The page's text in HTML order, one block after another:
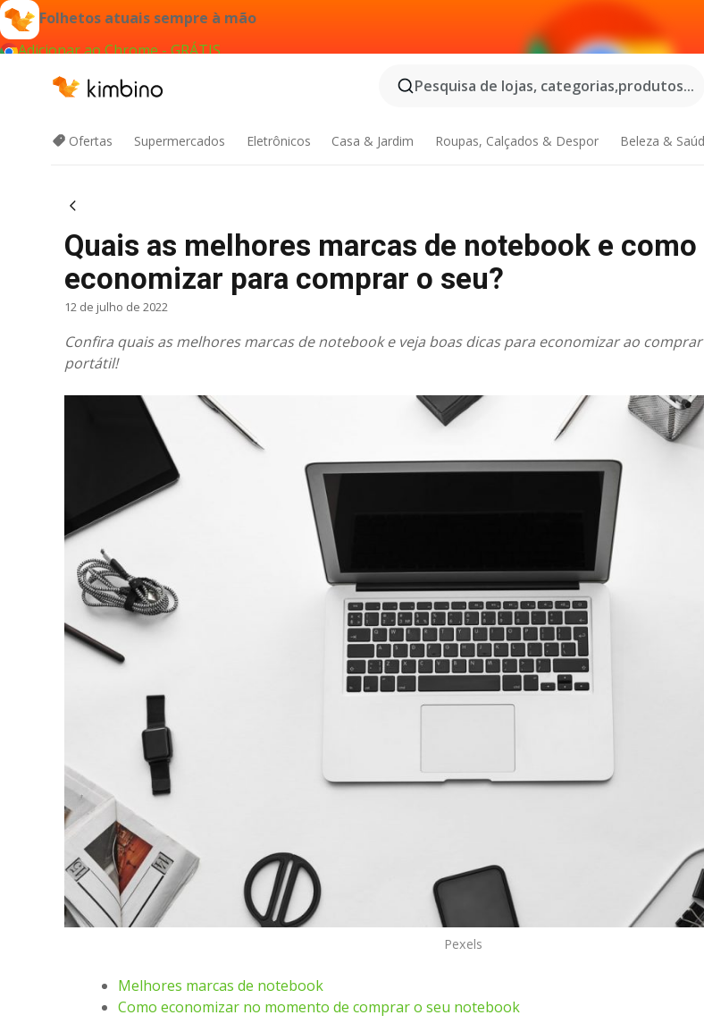
Folhetos atuais sempre à mão
Adicionar ao Chrome - GRÁTIS
Pesquisa de lojas, categorias,produtos...
Ofertas Supermercados Eletrônicos Casa & Jardim Roupas, Calçados & Despor Beleza &
Quais as melhores marcas de notebook e como
economizar para comprar o seu?
12 de julho de 2022
Confira quais as melhores marcas de notebook e veja boas dicas para economizar ao
portátil!
Pexels
Melhores marcas de notebook
Como economizar no momento de comprar o seu notebook